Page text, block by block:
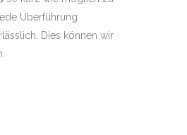
Überführung
Dies können wir